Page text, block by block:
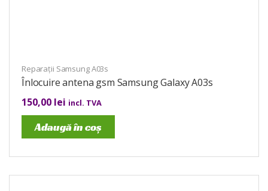
Reparații Samsung A03s
Înlocuire antena gsm Samsung Galaxy A03s
150,00 lei incl. TVA
Adaugă în coș